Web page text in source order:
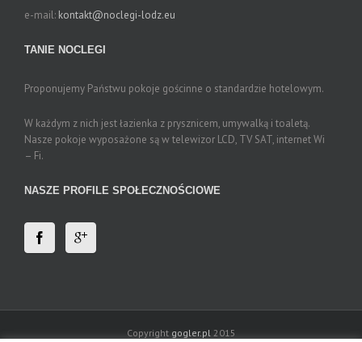
e-mail: kontakt@noclegi-lodz.eu
TANIE NOCLEGI
Proponujemy Państwu pokoje gościnne o standardzie hotelowym.
W każdym z nich jest łazienka z prysznicem, umywalką i toaletą.
Nasze pokoje wyposażone są w telewizor LCD, TV SAT, internet Wi
– Fi.
NASZE PROFILE SPOŁECZNOŚCIOWE
Copyright gogler.pl2015